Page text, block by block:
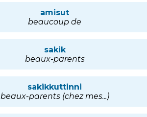
amisut
beaucoup de
sakik
beaux-parents
sakikkuttinni
beaux-parents (chez mes...)